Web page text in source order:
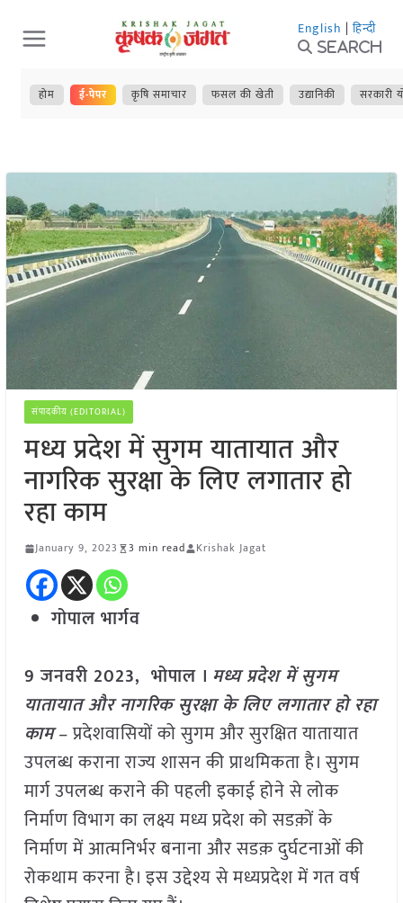
Skip
to
content
English | हिन्दी
Search
होम ई-पेपर कृषि समाचार फसल की खेती उद्यानिकी सरकारी
संपादकीय (EDITORIAL)
मध्य प्रदेश में सुगम यातायात और
नागरिक सुरक्षा के लिए लगातार हो
रहा काम
January 9, 2023 3 min read Krishak Jagat
गोपाल भार्गव
9 जनवरी 2023, भोपाल । मध्य प्रदेश में सुगम
यातायात और नागरिक सुरक्षा के लिए लगातार हो रहा
काम– प्रदेशवासियों को सुगम और सुरक्षित यातायात
उपलब्ध कराना राज्य शासन की प्राथमिकता है। सुगम
मार्ग उपलब्ध कराने की पहली इकाई होने से लोक
निर्माण विभाग का लक्ष्य मध्य प्रदेश को सडक़ों के
निर्माण में आत्मनिर्भर बनाना और सडक़ दुर्घटनाओं की
रोकथाम करना है। इस उद्देश्य से मध्यप्रदेश में गत वर्ष